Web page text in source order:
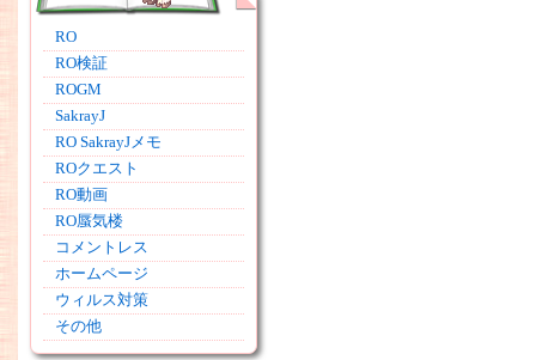
RO
RO検証
ROGM
SakrayJ
RO SakrayJメモ
ROクエスト
RO動画
RO蜃気楼
コメントレス
ホームページ
ウィルス対策
その他